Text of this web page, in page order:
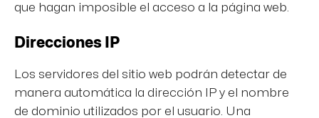
que hagan imposible el acceso a la página web.
Direcciones IP
Los servidores del sitio web podrán detectar de
manera automática la dirección IP y el nombre
de dominio utilizados por el usuario. Una